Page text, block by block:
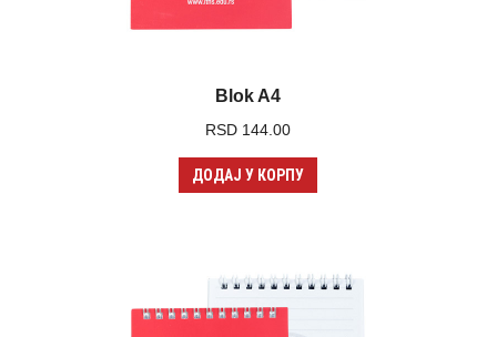
Blok A4
RSD 144.00
ДОДАЈ У КОРПУ